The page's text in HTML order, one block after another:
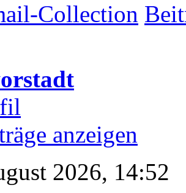
Collection
anzeigen
2026, 14:52